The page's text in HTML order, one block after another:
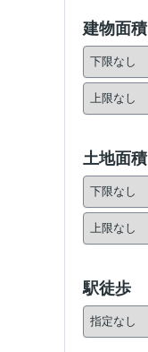
建物面積
土地面積
駅徒歩